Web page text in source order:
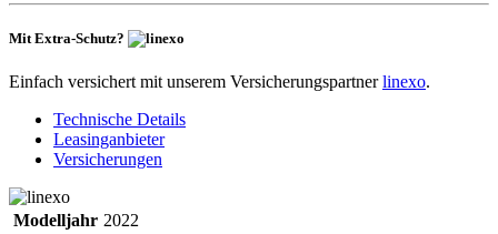
Mit Extra-Schutz?
Einfach versichert mit unserem Versicherungspartnerlinexo.
Technische Details
Leasinganbieter
Versicherungen
Modelljahr 2022